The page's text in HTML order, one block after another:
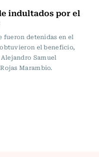
indultados por el
fueron detenidas en el
el beneficio,
Samuel
Marambio.